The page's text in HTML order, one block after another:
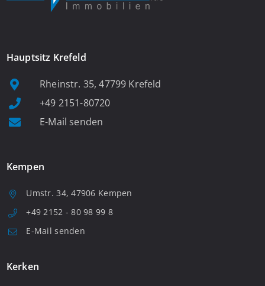
Hauptsitz Krefeld
Rheinstr. 35, 47799 Krefeld
+49 2151-80720
E-Mail senden
Kempen
Umstr. 34, 47906 Kempen
+49 2152 - 80 98 99 8
E-Mail senden
Kerken